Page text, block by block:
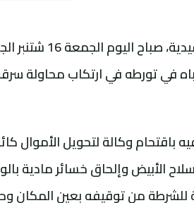
تمكنت عناصر الشرطة بالأمن الجهوي بمدينة
61 سنة، وذلك للاشتباه في تورطه في ارتكاب
باقتحام وكالة لتحويل الأموال
الأبيض وإلحاق خسائر مادية
للشرطة من توقيفه بعين المكان